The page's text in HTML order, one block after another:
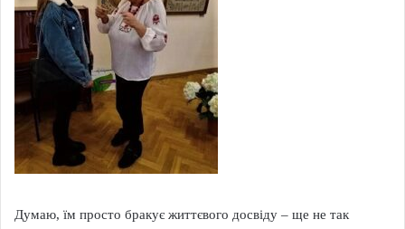
Думаю, їм просто бракує життєвого досвіду – ще не так